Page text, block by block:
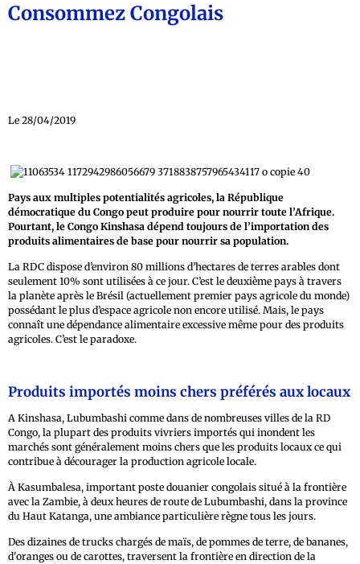
Consommez Congolais
Le 28/04/2019
Pays aux multiples potentialités agricoles, la République
démocratique du Congo peut produire pour nourrir toute l’Afrique.
Pourtant, le Congo Kinshasa dépend toujours de l’importation des
produits alimentaires de base pour nourrir sa population.
La RDC dispose d’environ 80 millions d’hectares de terres arables dont
seulement 10% sont utilisées à ce jour. C’est le deuxième pays à travers
la planète après le Brésil (actuellement premier pays agricole du monde)
possédant le plus d’espace agricole non encore utilisé. Mais, le pays
connaît une dépendance alimentaire excessive même pour des produits
agricoles. C’est le paradoxe.
Produits importés moins chers préférés aux locaux
A Kinshasa, Lubumbashi comme dans de nombreuses villes de la RD
Congo, la plupart des produits vivriers importés qui inondent les
marchés sont généralement moins chers que les produits locaux ce qui
contribue à décourager la production agricole locale.
À Kasumbalesa, important poste douanier congolais situé à la frontière
avec la Zambie, à deux heures de route de Lubumbashi, dans la province
du Haut Katanga, une ambiance particulière règne tous les jours.
Des dizaines de trucks chargés de maïs, de pommes de terre, de bananes,
d'oranges ou de carottes, traversent la frontière en direction de la